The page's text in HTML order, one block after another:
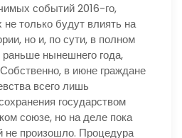
событий 2016-го,
только будут влиять на
но и, по сути, в полном
нынешнего года,
в июне граждане
всего лишь
государством
союзе, но на деле пока
не произошло. Процедура